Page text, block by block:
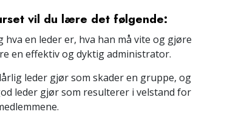
vil du lære det følgende:
hva en leder er, hva han må vite og gjøre
en effektiv og dyktig administrator.
leder gjør som skader en gruppe, og
leder gjør som resulterer i velstand for